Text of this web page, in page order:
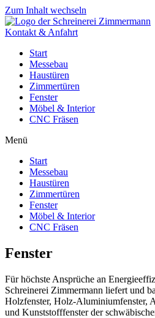
Zum Inhalt wechseln
Kontakt & Anfahrt
Start
Messebau
Haustüren
Zimmertüren
Fenster
Möbel & Interior
CNC Fräsen
Menü
Start
Messebau
Haustüren
Zimmertüren
Fenster
Möbel & Interior
CNC Fräsen
Fenster
Für höchste Ansprüche an
Schreinerei Zimmermann liefert und
Holzfenster, Holz-Aluminiumfenster,
und Kunststofffenster der